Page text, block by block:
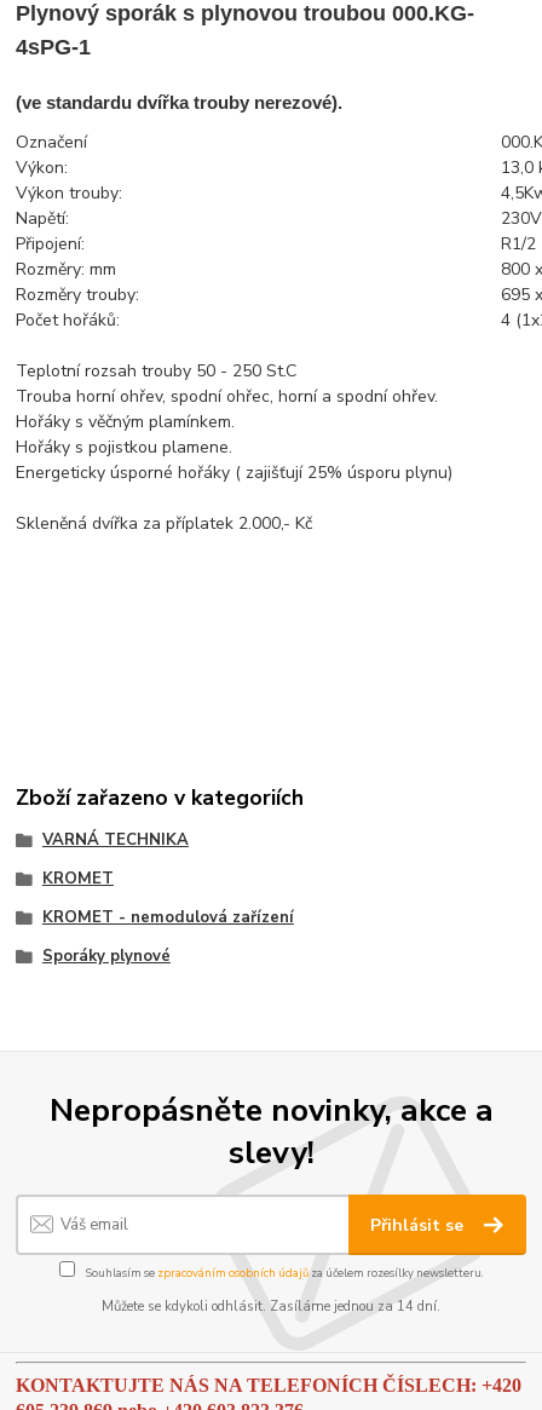
Plynový sporák s plynovou troubou 000.KG-
4sPG-1
(ve standardu dvířka trouby nerezové).
Označení
Výkon:
13,0
Výkon trouby:
Napětí:
Připojení:
R1/2
Rozměry: mm
800
Rozměry trouby:
695
Počet hořáků:
4
Teplotní rozsah trouby 50 - 250 St.C
Trouba horní ohřev, spodní ohřec, horní a spodní ohřev.
Hořáky s věčným plamínkem.
Hořáky s pojistkou plamene.
Energeticky úsporné hořáky ( zajišťují 25% úsporu plynu)
Skleněná dvířka za příplatek 2.000,- Kč
Zboží zařazeno v kategoriích
VARNÁ TECHNIKA
KROMET
KROMET - nemodulová zařízení
Sporáky plynové
Nepropásněte novinky, akce a
slevy!
Přihlásit se
Souhlasím se zpracováním osobních údajůza účelem rozesílky newsletteru.
Můžete se kdykoli odhlásit. Zasíláme jednou za 14 dní.
KONTAKTUJTE NÁS NA TELEFONÍCH ČÍSLECH: +420